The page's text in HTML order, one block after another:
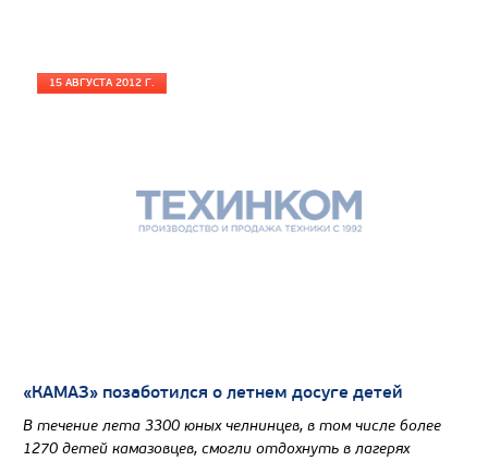
15 АВГУСТА 2012 Г.
«КАМАЗ» позаботился о летнем досуге детей
В течение лета 3300 юных челнинцев, в том числе более
1270 детей камазовцев, смогли отдохнуть в лагерях